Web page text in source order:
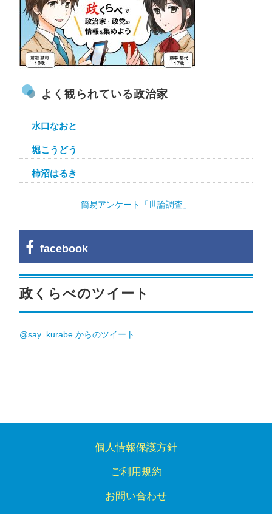
よく観られている政治家
水口なおと
堀こうどう
柿沼はるき
簡易アンケート「世論調査」
facebook
政くらべのツイート
@say_kurabe からのツイート
個人情報保護方針
ご利用規約
お問い合わせ